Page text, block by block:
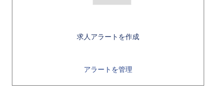
求人アラートを作成
アラートを管理